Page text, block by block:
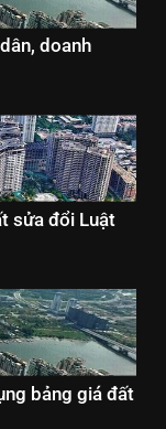
doanh
sửa đổi Luật
bảng giá đất